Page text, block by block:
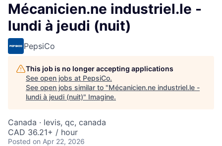
Mécanicien.ne industriel.le -
lundi à jeudi (nuit)
PepsiCo
This job is no longer accepting applications
See open jobs at PepsiCo.
See open jobs similar to "Mécanicien.ne industriel.le -
lundi à jeudi (nuit)" Imagine.
Canada · levis, qc, canada
CAD 36.21+ / hour
Posted on Apr 22, 2026